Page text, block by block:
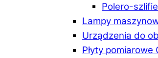
Polero-
Lampy
Urządzenia do
Płyty pomiarowe